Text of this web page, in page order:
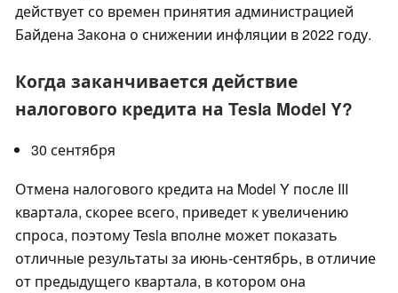
действует со времен принятия администрацией
Байдена Закона о снижении инфляции в 2022 году.
Когда заканчивается действие
налогового кредита на Tesla Model Y?
30 сентября
Отмена налогового кредита на Model Y после III
квартала, скорее всего, приведет к увеличению
спроса, поэтому Tesla вполне может показать
отличные результаты за июнь-сентябрь, в отличие
от предыдущего квартала, в котором она